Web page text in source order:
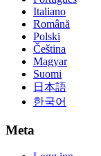
Italiano
Română
Polski
Čeština
Magyar
Suomi
日本語
한국어
Meta